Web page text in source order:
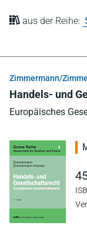
aus der Reihe:
Zimmermann/
Handels- und
Europäisches